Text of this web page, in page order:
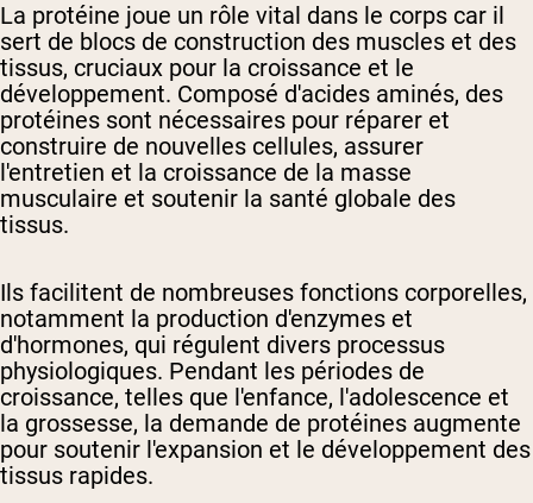
La protéine joue un rôle vital dans le corps car il
sert de blocs de construction des muscles et des
tissus, cruciaux pour la croissance et le
développement. Composé d'acides aminés, des
protéines sont nécessaires pour réparer et
construire de nouvelles cellules, assurer
l'entretien et la croissance de la masse
musculaire et soutenir la santé globale des
tissus.
Ils facilitent de nombreuses fonctions corporelles,
notamment la production d'enzymes et
d'hormones, qui régulent divers processus
physiologiques. Pendant les périodes de
croissance, telles que l'enfance, l'adolescence et
la grossesse, la demande de protéines augmente
pour soutenir l'expansion et le développement des
tissus rapides.